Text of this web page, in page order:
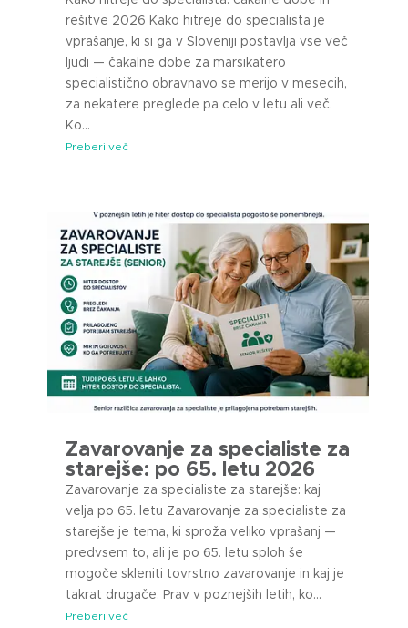
rešitve 2026 Kako hitreje do specialista je
vprašanje, ki si ga v Sloveniji postavlja vse več
ljudi — čakalne dobe za marsikatero
specialistično obravnavo se merijo v mesecih,
za nekatere preglede pa celo v letu ali več.
Ko...
Preberi več
Zavarovanje za specialiste za
starejše: po 65. letu 2026
Zavarovanje za specialiste za starejše: kaj
velja po 65. letu Zavarovanje za specialiste za
starejše je tema, ki sproža veliko vprašanj —
predvsem to, ali je po 65. letu sploh še
mogoče skleniti tovrstno zavarovanje in kaj je
takrat drugače. Prav v poznejših letih, ko...
Preberi več